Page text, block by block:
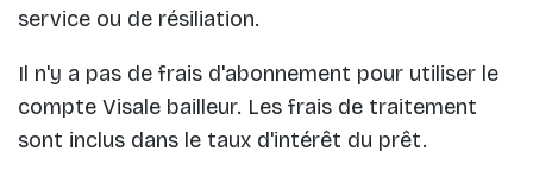
service ou de résiliation.
Il n'y a pas de frais d'abonnement pour utiliser le
compte Visale bailleur. Les frais de traitement
sont inclus dans le taux d'intérêt du prêt.